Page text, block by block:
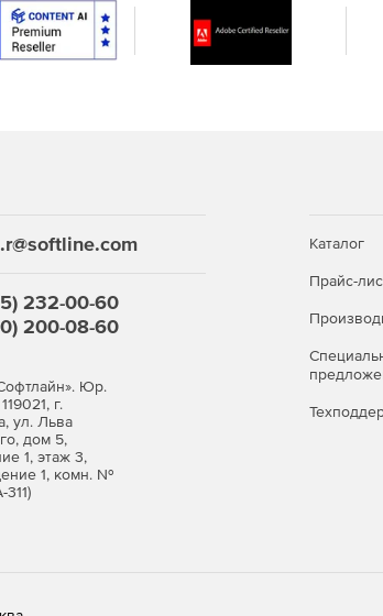
предоставляет широкий спектр инструментов
вычислений столбцов до интерполяции, исчисления
мощных инструментов манипулирования
предварительной обработки данных. Обработка
выполнена сразу после импорта данных в Origin и
в нужной форме для анализа.
предоставляет множество возможностей для
PowerPoint до создания фильмов.
проектами и данными.
232-00-60
200-08-60
Юр.
г.
ул. Льва
дом 5,
1, этаж 3,
1, комн. №
311)
Каталог
Прайс-